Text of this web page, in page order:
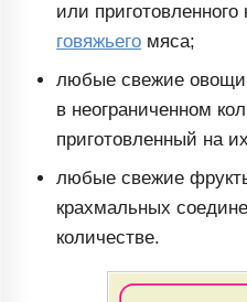
или приготовленного
говяжьего мяса;
любые свежие овощи
в неограниченном
приготовленный на
любые свежие
крахмальных
количестве.